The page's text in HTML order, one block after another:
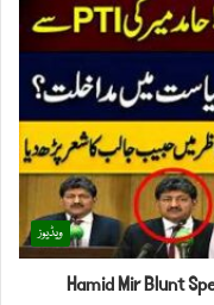
ویڈیوز
Hamid Mir Blunt